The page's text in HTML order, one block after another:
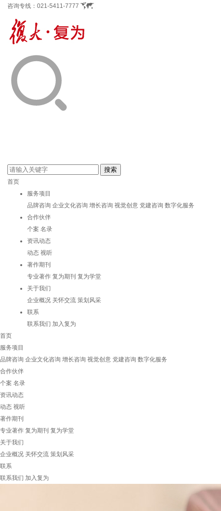
咨询专线： 021-5411-7777
首页
服务项目
品牌咨询 企业文化咨询 增长咨询 视觉创意 党建咨询 数字化服务
合作伙伴
个案 名录
资讯动态
动态 视听
著作期刊
专业著作 复为期刊 复为学堂
关于我们
企业概况 关怀交流 策划风采
联系
联系我们 加入复为
首页
服务项目
品牌咨询 企业文化咨询 增长咨询 视觉创意 党建咨询 数字化服务
合作伙伴
个案 名录
资讯动态
动态 视听
著作期刊
专业著作 复为期刊 复为学堂
关于我们
企业概况 关怀交流 策划风采
联系
联系我们 加入复为